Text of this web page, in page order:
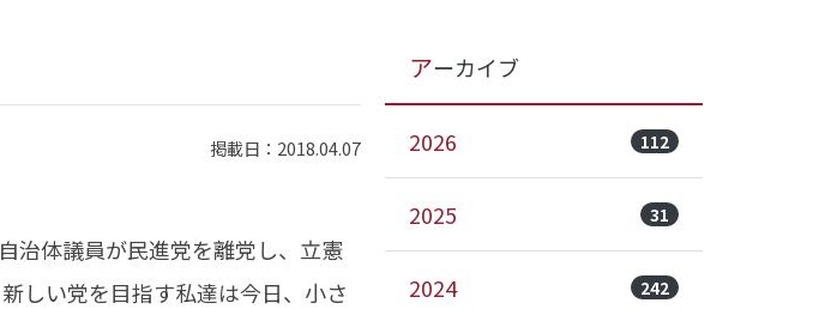
掲載日：2018.04.07
治体議員が民進党を離党し、立憲
しい党を目指す私達は今日、小さ
アーカイブ
2026 112
2025 31
2024 242